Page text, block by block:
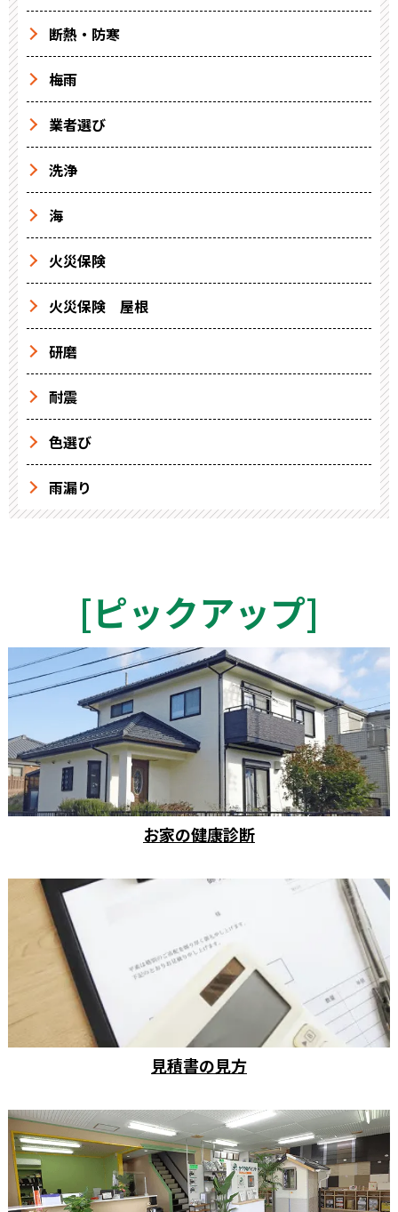
断熱・防寒
梅雨
業者選び
洗浄
海
火災保険
火災保険 屋根
研磨
耐震
色選び
雨漏り
[ピックアップ]
お家の健康診断
見積書の見方